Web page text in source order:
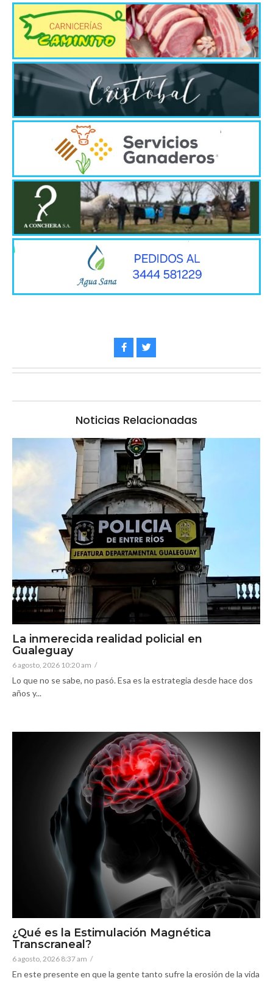
Noticias Relacionadas
La inmerecida realidad policial en
Gualeguay
6 agosto, 2026 10:20 am /
Lo que no se sabe, no pasó. Esa es la estrategia desde hace dos
años y...
¿Qué es la Estimulación Magnética
Transcraneal?
6 agosto, 2026 8:37 am /
En este presente en que la gente tanto sufre la erosión de la vida